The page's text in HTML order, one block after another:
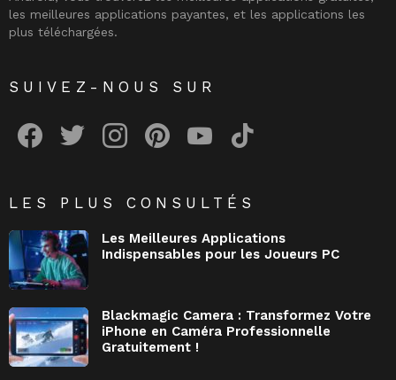
les meilleures applications payantes, et les applications les
plus téléchargées.
SUIVEZ-NOUS SUR
LES PLUS CONSULTÉS
Les Meilleures Applications
Indispensables pour les Joueurs PC
Blackmagic Camera : Transformez Votre
iPhone en Caméra Professionnelle
Gratuitement !